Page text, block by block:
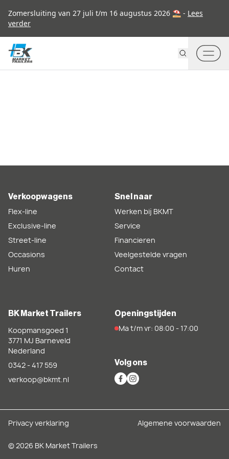
Zomersluiting van 27 juli t/m 16 augustus 2026 ⛱ - Lees
verder
BK Market Trailers
Koopmansgoed 1
3771 MJ Barneveld
Nederland
0342 - 417 559
verkoop@bkmt.nl
Verkoopwagens
Flex-line
Exclusive-line
Street-line
Occasions
Huren
Snel naar
Werken bij BKMT
Service
Financieren
Veelgestelde vragen
Contact
Openingstijden
Ma t/m vr: 08:00 - 17:00
Volg ons
© 2026 BK Market Trailers
Privacy verklaring Algemene voorwaarden